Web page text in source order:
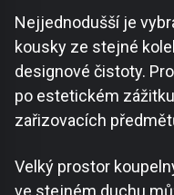
Nejjednodušší je
kousky ze stejné
designové čistoty.
po estetickém
zařizovacích
Velký prostor
ve stejném duchu